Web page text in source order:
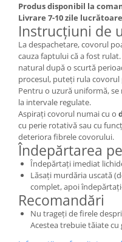
Produs disponibil la
Livrare 7-10 zile lucrătoare
Instrucțiuni de
La despachetare, covorul
cauza faptului că a fost
natural după o scurtă
procesul, puteți rula
Pentru o uzură uniformă,
la intervale regulate.
Aspirați covorul numai cu o
cu perie rotativă sau cu
deteriora fibrele covorului.
Îndepărtarea
Îndepărtați imediat
Lăsați murdăria uscată
complet, apoi
Recomandări
Nu trageți de firele
Acestea trebuie tăiate